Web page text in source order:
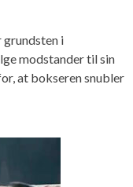
grundsten i
modstander til sin
at bokseren snubler